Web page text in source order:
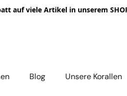
auf viele Artikel in unserem
Blog Unsere Korallen